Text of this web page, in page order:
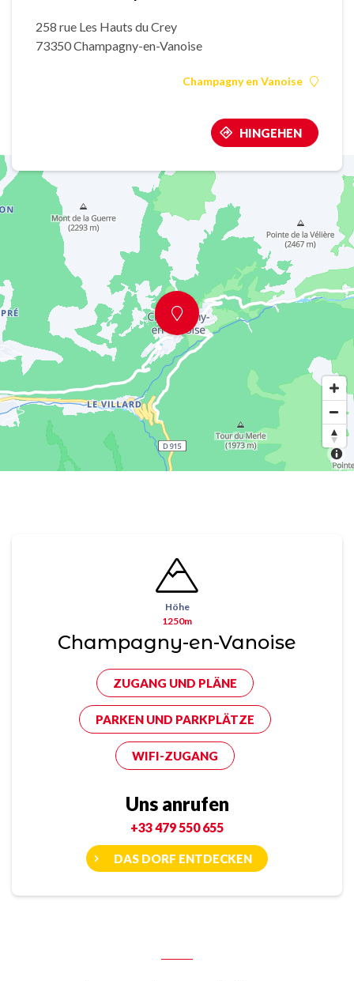
258 rue Les Hauts du Crey
73350 Champagny-en-Vanoise
Champagny en Vanoise
HINGEHEN
Höhe
1250m
Champagny-en-Vanoise
ZUGANG UND PLÄNE
PARKEN UND PARKPLÄTZE
WIFI-ZUGANG
Uns anrufen
+33 479 550 655
DAS DORF ENTDECKEN